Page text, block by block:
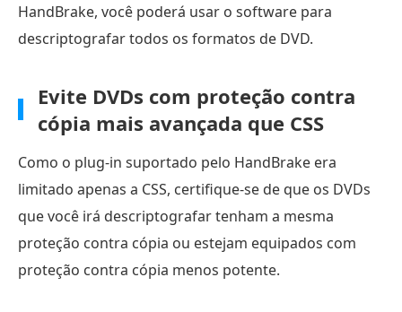
HandBrake, você poderá usar o software para
descriptografar todos os formatos de DVD.
Evite DVDs com proteção contra
cópia mais avançada que CSS
Como o plug-in suportado pelo HandBrake era
limitado apenas a CSS, certifique-se de que os DVDs
que você irá descriptografar tenham a mesma
proteção contra cópia ou estejam equipados com
proteção contra cópia menos potente.